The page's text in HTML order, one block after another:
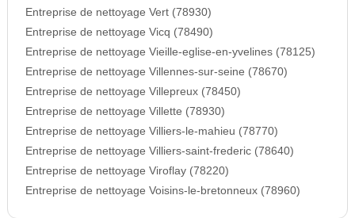
Entreprise de nettoyage Vert (78930)
Entreprise de nettoyage Vicq (78490)
Entreprise de nettoyage Vieille-eglise-en-yvelines (78125)
Entreprise de nettoyage Villennes-sur-seine (78670)
Entreprise de nettoyage Villepreux (78450)
Entreprise de nettoyage Villette (78930)
Entreprise de nettoyage Villiers-le-mahieu (78770)
Entreprise de nettoyage Villiers-saint-frederic (78640)
Entreprise de nettoyage Viroflay (78220)
Entreprise de nettoyage Voisins-le-bretonneux (78960)